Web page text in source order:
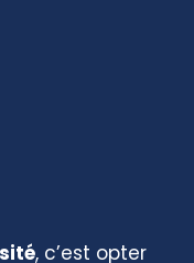
, c’est opter